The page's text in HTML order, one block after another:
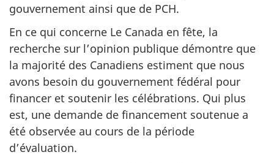
gouvernement ainsi que de PCH.
En ce qui concerne Le Canada en fête, la
recherche sur l’opinion publique démontre que
la majorité des Canadiens estiment que nous
avons besoin du gouvernement fédéral pour
financer et soutenir les célébrations. Qui plus
est, une demande de financement soutenue a
été observée au cours de la période
d’évaluation.